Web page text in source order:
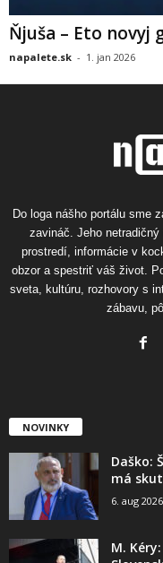
Ňjuša – Eto novyj
napalete.sk - 1. jan 2026
Do loga nášho portálu sme
zavináč. Jeho
prostredí, informácie v
obzor a spestriť váš život.
sveta, kultúru, rozhovory s
zábavu,
NOVINKY
Daško:
má
6. aug 2026
M.